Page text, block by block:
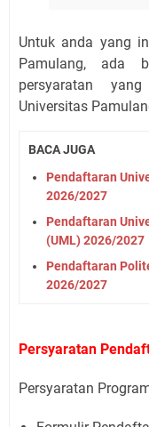
Untuk anda yang
Pamulang, ada
persyaratan
Universitas
BACA JUGA
Pendaftaran
2026/2027
Pendaftaran
(UML) 2026/2027
Pendaftaran
2026/2027
Persyaratan
Persyaratan